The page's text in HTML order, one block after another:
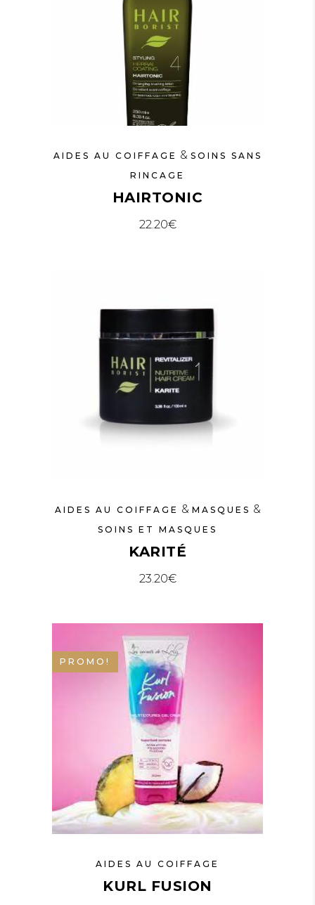
AIDES AU COIFFAGE & SOINS SANS
RINCAGE
HAIRTONIC
22.20€
AIDES AU COIFFAGE & MASQUES &
SOINS ET MASQUES
KARITÉ
23.20€
PROMO!
AIDES AU COIFFAGE
KURL FUSION